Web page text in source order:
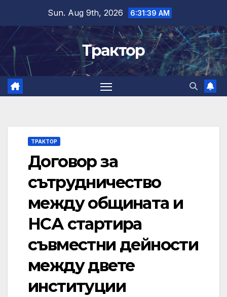
content
Sun. Aug 9th, 2026 6:31:40 AM
Трактор
ТРАКТОР
Договор за
сътрудничество
между общината и
НСА стартира
съвместни дейности
между двете
институции